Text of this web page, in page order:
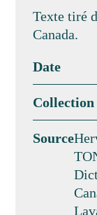
Texte tiré
Canada.
Date
Collection
Source